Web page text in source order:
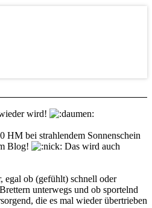
wird!
HM bei strahlendem Sonnenschein
Blog!
Das wird auch
egal ob (gefühlt) schnell oder
unterwegs und ob sportelnd
die es mal wieder übertrieben